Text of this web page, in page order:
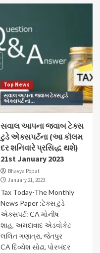
Top News
સવાલ આપના જવાબ ટેક્સ ટુડે
એક્સપર્ટ ના...
સવાલ આપના જવાબ ટેક્સ
ટુડે એક્સપર્ટના (આ કૉલમ
દર શનિવારે પ્રસિદ્ધ થશે)
21st January 2023
Bhavya Popat
January 21, 2023
Tax Today-The Monthly
News Paper :ટેક્સ ટુડે
એક્સપર્ટ: CA મોનીષ
શાહ, અમદાવાદ એડવોકેટ
લલિત ગણાત્રા, જેતપુર
CA દિવ્યેશ સોઢા, પોરબંદર